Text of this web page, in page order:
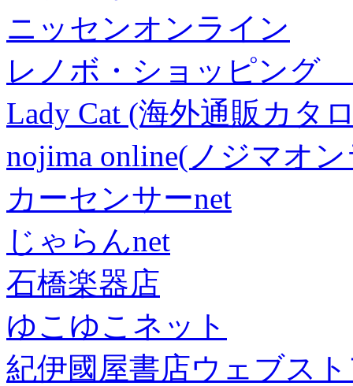
ニッセンオンライン
レノボ・ショッピング
Lady Cat (海外通販カタ
nojima online(ノジマオ
カーセンサーnet
じゃらんnet
石橋楽器店
ゆこゆこネット
紀伊國屋書店ウェブス